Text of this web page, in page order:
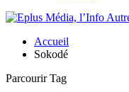
Accueil
Sokodé
Parcourir Tag